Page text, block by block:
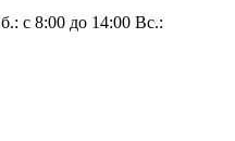
с 8:00 до 14:00 Вс.: